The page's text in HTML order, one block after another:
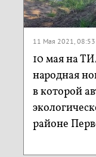
11 Мая 2021, 08:53
10 мая на
народная
в которой
районе